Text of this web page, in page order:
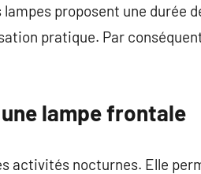
proposent une durée
pratique. Par
lampe frontale
activités nocturnes. Elle